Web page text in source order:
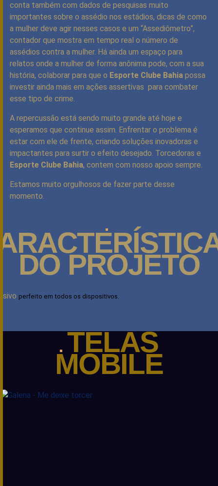
conta também com dados de pesquisas muito
importantes sobre o assédio nos estádios, dicas de como
a mulher deve agir nesses casos e um “Assediômetro”,
contador que mostra em tempo real o número de
assédios contra a mulher. Há ainda um espaço para
relatos onde a mulher de forma anônima pode, com a sua
história, colaborar para que o Esporte Clube Bahia possa
investir ainda mais em ações assertivas para combater
esse tipo de crime.
A repercussão está sendo muito grande até hoje e
esperamos que continue assim. Enfrentar o problema é
estar com ele de frente, criando soluções inovadoras e
impactantes para surtir o efeito desejado. Torcedoras e
Esporte Clube Bahia, contem com nosso apoio sempre.
Estamos muito orgulhosos de fazer parte desse
momento.
DO PROJETO
perfeito em todos os dispositivos.
TELAS
MOBILE